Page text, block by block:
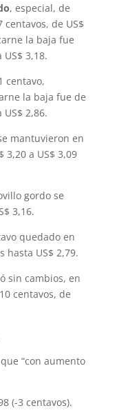
, especial, de
de US$
la baja fue
3,18.
centavo,
la baja fue de
2,86.
mantuvieron en
3,20 a US$ 3,09
gordo se
3,16.
quedado en
hasta US$ 2,79.
sin cambios, en
centavos, de
“con aumento
(-3 centavos).